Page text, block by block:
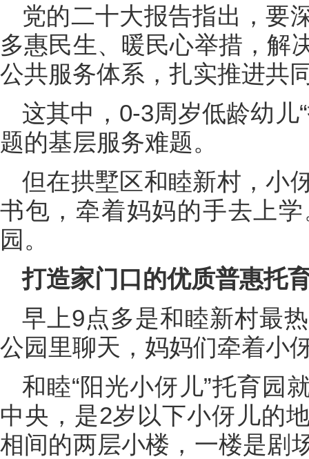
党的二十大报告指出，要
多惠民生、暖民心举措，解
公共服务体系，扎实推进共
这其中，0-3周岁低龄幼儿
题的基层服务难题。
但在拱墅区和睦新村，小
书包，牵着妈妈的手去上
园。
打造家门口的优质普惠托
早上9点多是和睦新村最
公园里聊天，妈妈们牵着小
和睦“阳光小伢儿”托育园
中央，是2岁以下小伢儿的
相间的两层小楼，一楼是剧